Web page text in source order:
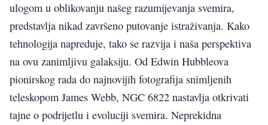
ulogom u oblikovanju našeg razumijevanja svemira,
predstavlja nikad završeno putovanje istraživanja. Kako
tehnologija napreduje, tako se razvija i naša perspektiva
na ovu zanimljivu galaksiju. Od Edwin Hubbleova
pionirskog rada do najnovijih fotografija snimljenih
teleskopom James Webb, NGC 6822 nastavlja otkrivati
tajne o podrijetlu i evoluciji svemira. Neprekidna